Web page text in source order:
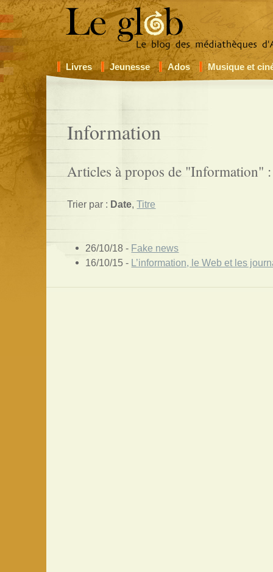
Livres Jeunesse Ados Musique et
Information
Articles à propos de "Information" :
Trier par : Date,Titre
26/10/18 - Fake news
16/10/15 - L’information, le Web et les